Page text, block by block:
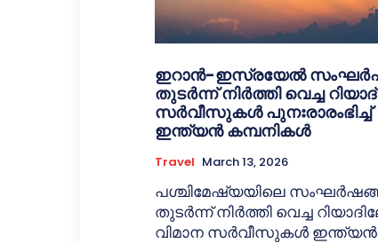
ഇറാൻ-ഇസ്രയേൽ
തുടർന്ന് നിർത്തി വെച്ച
സർവീസുകൾ പുനഃരാരംഭിച്ച്
ഇന്ത്യൻ കമ്പനികൾ
Travel March 13, 2026
പശ്ചിമേഷ്യയിലെ
തുടർന്ന് നിർത്തി വെച്ച
വിമാന സർവീസുകൾ ഇന്ത്യൻ